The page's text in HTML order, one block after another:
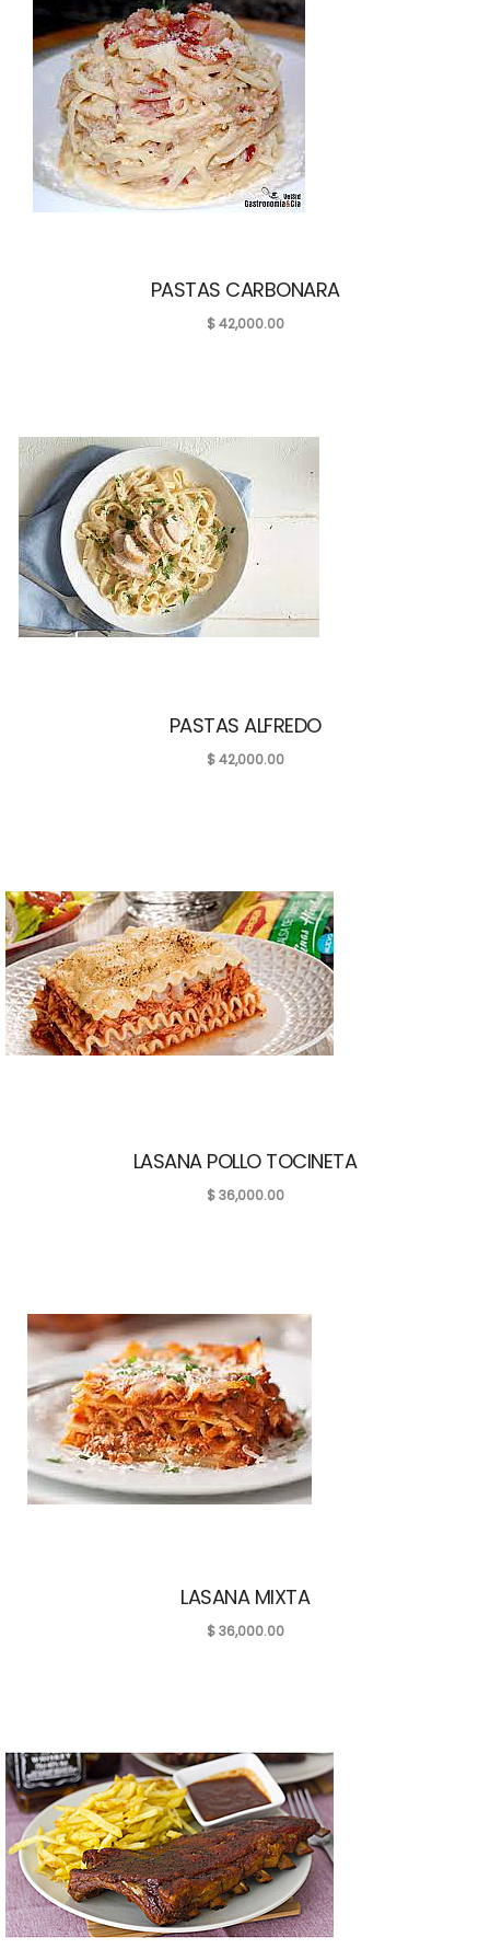
PASTAS CARBONARA
$42,000.00
PASTAS ALFREDO
$42,000.00
LASANA POLLO TOCINETA
$36,000.00
LASANA MIXTA
$36,000.00